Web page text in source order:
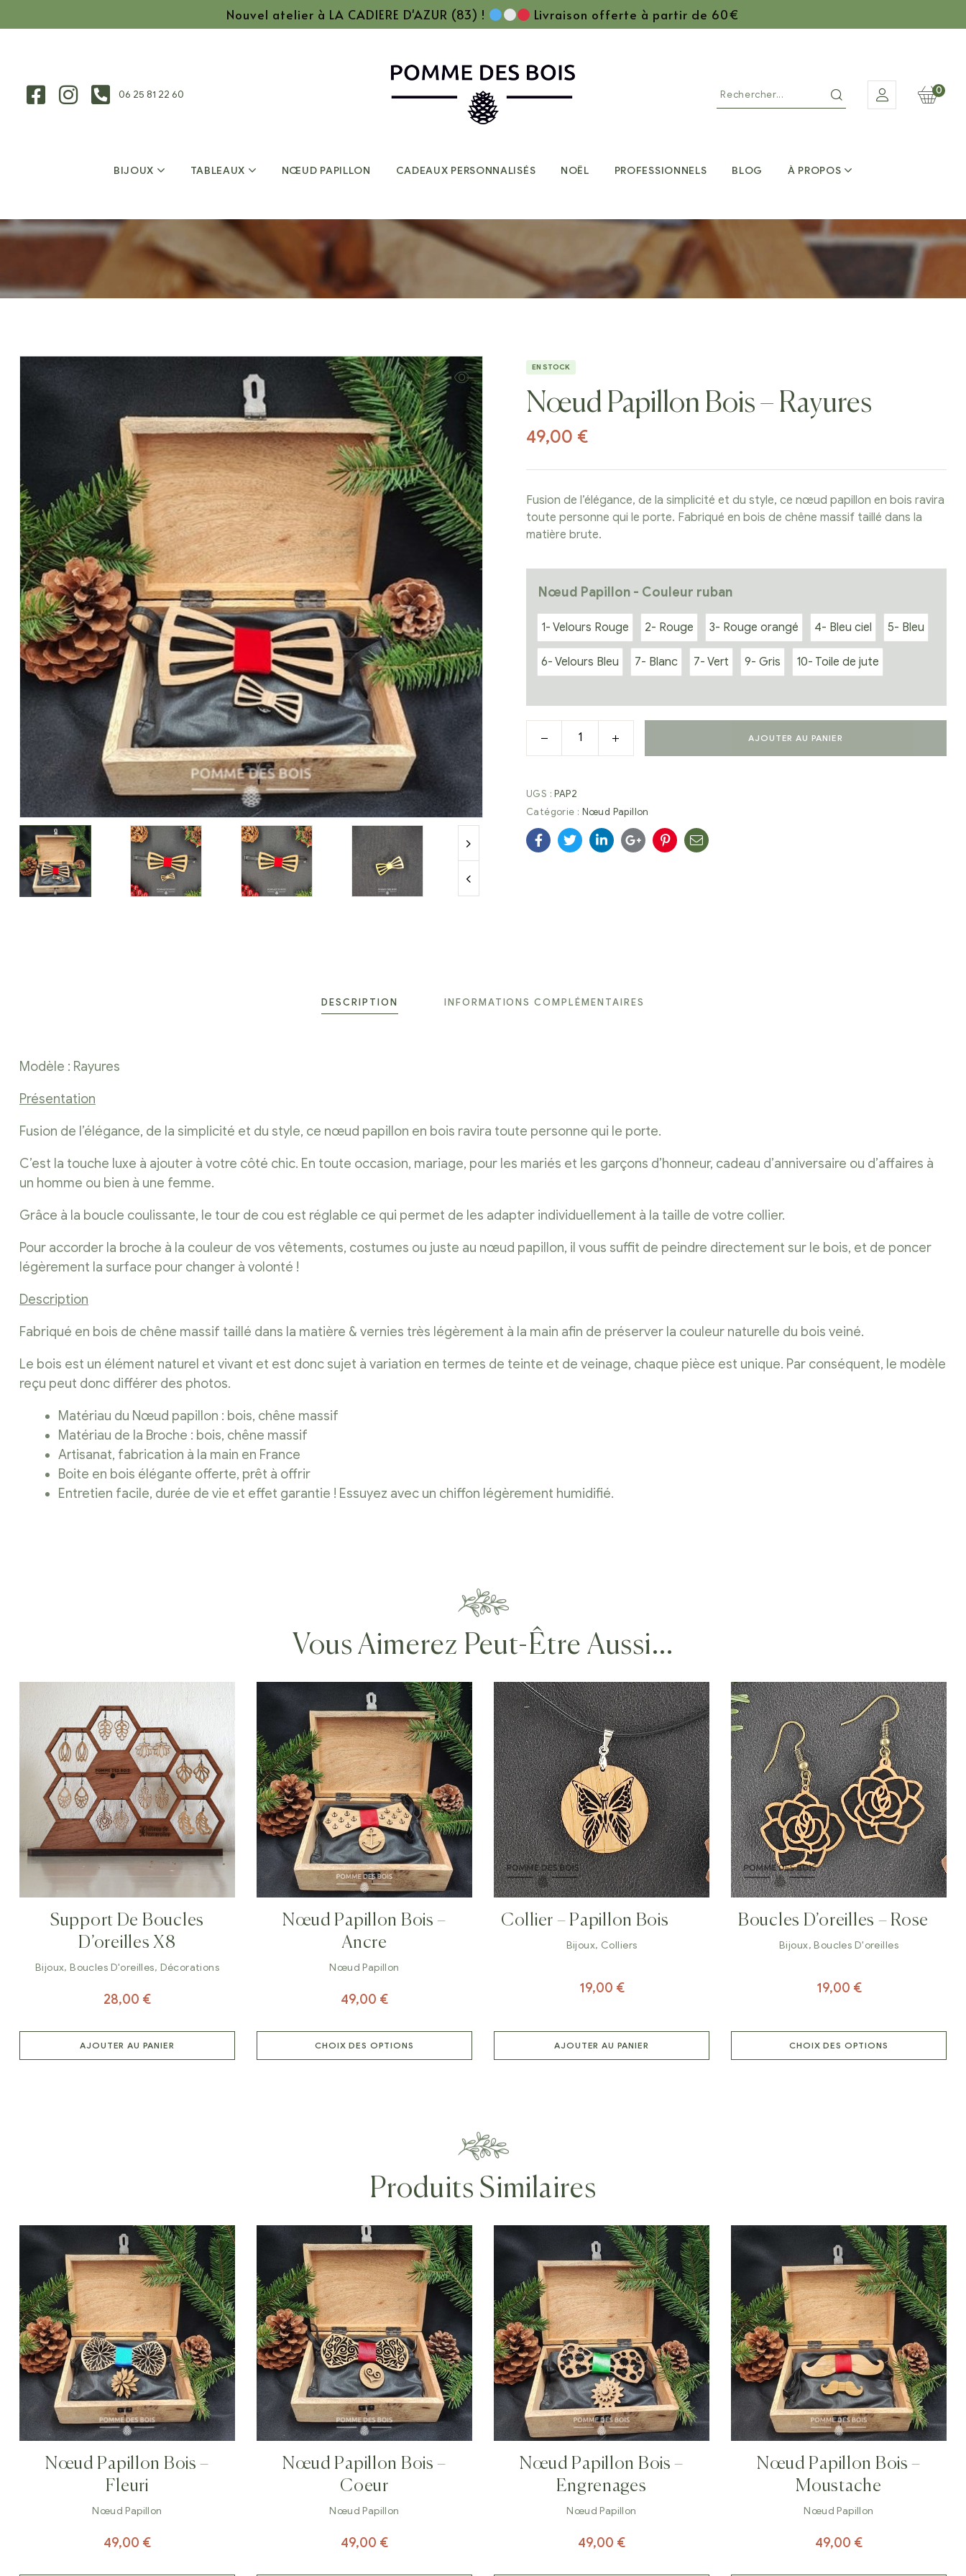
Nouvel atelier à LA CADIERE D'AZUR (83) ! Livraison offerte à partir de 60€
06 25 81 22 60 0
BIJOUX TABLEAUX NŒUD PAPILLON CADEAUX PERSONNALISÉS NOËL PROFESSIONNELS BLOG À PROPOS
EN STOCK
Nœud Papillon Bois – Rayures
49,00 €
Fusion de l’élégance, de la simplicité et du style, ce nœud papillon en bois ravira
toute personne qui le porte. Fabriqué en bois de chêne massif taillé dans la
matière brute.
Nœud Papillon - Couleur ruban
1- Velours Rouge 2- Rouge 3- Rouge orangé 4- Bleu ciel 5- Bleu
6- Velours Bleu 7- Blanc 7- Vert 9- Gris 10- Toile de jute
AJOUTER AU PANIER
UGS :PAP2
Catégorie : Nœud Papillon
Facebook
TwitterLinkedinGoogle+Pinterest
E-
DESCRIPTION INFORMATIONS COMPLÉMENTAIRES
Modèle : Rayures
Présentation
Fusion de l’élégance, de la simplicité et du style, ce nœud papillon en bois ravira toute personne qui le porte.
C’est la touche luxe à ajouter à votre côté chic. En toute occasion, mariage, pour les mariés et les garçons d’honneur, cadeau d’anniversaire ou d’affaires à
un homme ou bien à une femme.
Grâce à la boucle coulissante, le tour de cou est réglable ce qui permet de les adapter individuellement à la taille de votre collier.
Pour accorder la broche à la couleur de vos vêtements, costumes ou juste au nœud papillon, il vous suffit de peindre directement sur le bois, et de poncer
légèrement la surface pour changer à volonté !
Description
Fabriqué en bois de chêne massif taillé dans la matière & vernies très légèrement à la main afin de préserver la couleur naturelle du bois veiné.
Le bois est un élément naturel et vivant et est donc sujet à variation en termes de teinte et de veinage, chaque pièce est unique. Par conséquent, le modèle
reçu peut donc différer des photos.
Matériau du Nœud papillon : bois, chêne massif
Matériau de la Broche : bois, chêne massif
Artisanat, fabrication à la main en France
Boite en bois élégante offerte, prêt à offrir
Entretien facile, durée de vie et effet garantie ! Essuyez avec un chiffon légèrement humidifié.
Vous Aimerez Peut-Être Aussi…
Support De Boucles
D’oreilles X8
Bijoux,Boucles D'oreilles, Décorations
28,00 €
AJOUTER AU PANIER
Nœud Papillon Bois –
Ancre
Nœud Papillon
49,00 €
CHOIX DES OPTIONS
Collier – Papillon Bois
Bijoux, Colliers
19,00 €
AJOUTER AU PANIER
Boucles D’oreilles – Rose
Bijoux,Boucles D'oreilles
19,00 €
CHOIX DES OPTIONS
Produits Similaires
Nœud Papillon Bois –
Fleuri
Nœud Papillon
49,00 €
Nœud Papillon Bois –
Coeur
Nœud Papillon
49,00 €
Nœud Papillon Bois –
Engrenages
Nœud Papillon
49,00 €
Nœud Papillon Bois –
Moustache
Nœud Papillon
49,00 €